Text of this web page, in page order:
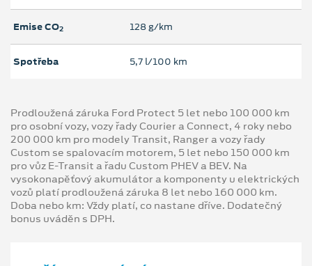
Emise CO2 128 g/km
Spotřeba 5,7 l/100 km
Prodloužená záruka Ford Protect 5 let nebo 100 000 km
pro osobní vozy, vozy řady Courier a Connect, 4 roky nebo
200 000 km pro modely Transit, Ranger a vozy řady
Custom se spalovacím motorem, 5 let nebo 150 000 km
pro vůz E-Transit a řadu Custom PHEV a BEV. Na
vysokonapěťový akumulátor a komponenty u elektrických
vozů platí prodloužená záruka 8 let nebo 160 000 km.
Doba nebo km: Vždy platí, co nastane dříve. Dodatečný
bonus uváděn s DPH.